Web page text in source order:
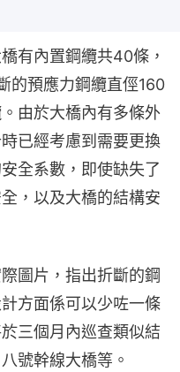
有內置鋼纜共40條，
的預應力鋼纜直俓160
由於大橋內有多條外
已經考慮到需要更換
全系數，即使缺失了
，以及大橋的結構安
圖片，指出折斷的鋼
方面係可以少咗一條
三個月內巡查類似結
號幹線大橋等。